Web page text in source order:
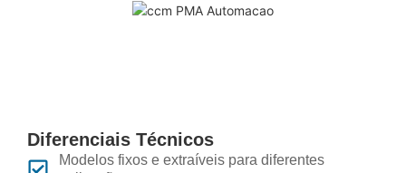
Diferenciais Técnicos
Modelos fixos e extraíveis para diferentes